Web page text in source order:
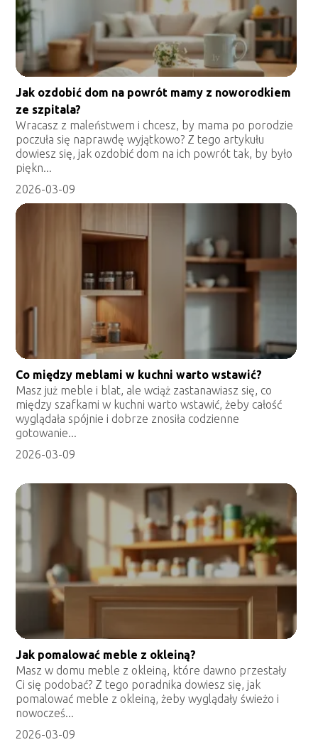
Jak ozdobić dom na powrót mamy z noworodkiem
ze szpitala?
Wracasz z maleństwem i chcesz, by mama po porodzie
poczuła się naprawdę wyjątkowo? Z tego artykułu
dowiesz się, jak ozdobić dom na ich powrót tak, by było
piękn...
2026-03-09
Co między meblami w kuchni warto wstawić?
Masz już meble i blat, ale wciąż zastanawiasz się, co
między szafkami w kuchni warto wstawić, żeby całość
wyglądała spójnie i dobrze znosiła codzienne
gotowanie...
2026-03-09
Jak pomalować meble z okleiną?
Masz w domu meble z okleiną, które dawno przestały
Ci się podobać? Z tego poradnika dowiesz się, jak
pomalować meble z okleiną, żeby wyglądały świeżo i
nowocześ...
2026-03-09